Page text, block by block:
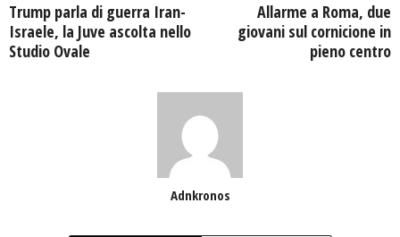
Trump parla di guerra Iran-
Israele, la Juve ascolta nello
Studio Ovale
Allarme a Roma, due
giovani sul cornicione in
pieno centro
Adnkronos